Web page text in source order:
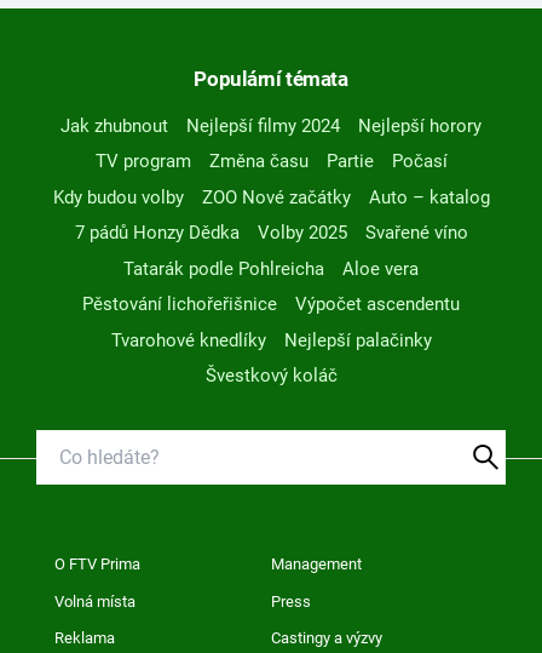
Populární témata
Jak zhubnout Nejlepší filmy 2024
Nejlepší horory
TV program
Změna času Partie
Počasí
Kdy budou volby
ZOO Nové začátky
Auto – katalog
7 pádů Honzy Dědka
Volby 2025
Svařené víno
Tatarák podle Pohlreicha
Aloe vera
Pěstování lichořeřišnice
Výpočet ascendentu
Tvarohové knedlíky
Nejlepší palačinky
Švestkový koláč
O FTV Prima Management
Volná místa Press
Reklama Castingy a výzvy